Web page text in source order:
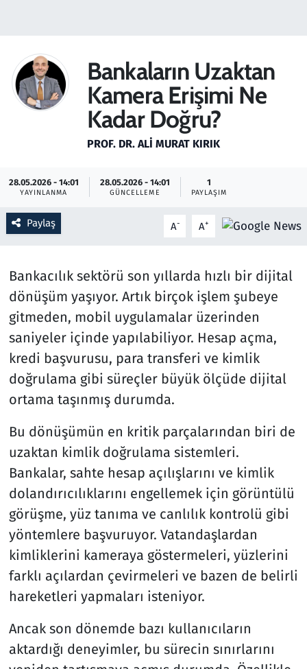
Bankaların Uzaktan
Kamera Erişimi Ne
Kadar Doğru?
PROF. DR. ALI MURAT KIRIK
28.05.2026 - 14:01
YAYINLANMA
28.05.2026 - 14:01
GÜNCELLEME
1
PAYLAŞIM
Paylaş A- A+
Bankacılık sektörü son yıllarda hızlı bir dijital
dönüşüm yaşıyor. Artık birçok işlem şubeye
gitmeden, mobil uygulamalar üzerinden
saniyeler içinde yapılabiliyor. Hesap açma,
kredi başvurusu, para transferi ve kimlik
doğrulama gibi süreçler büyük ölçüde dijital
ortama taşınmış durumda.
Bu dönüşümün en kritik parçalarından biri de
uzaktan kimlik doğrulama sistemleri.
Bankalar, sahte hesap açılışlarını ve kimlik
dolandırıcılıklarını engellemek için görüntülü
görüşme, yüz tanıma ve canlılık kontrolü gibi
yöntemlere başvuruyor. Vatandaşlardan
kimliklerini kameraya göstermeleri, yüzlerini
farklı açılardan çevirmeleri ve bazen de belirli
hareketleri yapmaları isteniyor.
Ancak son dönemde bazı kullanıcıların
aktardığı deneyimler, bu sürecin sınırlarını
Haber
Kültür Sanat
Kurumsal Haberler
Memur ve Kamu
Otomobil
Oyun
Ramazan
Resmi İlanlar
Rüya Tabirleri
Sağlık
Savunma Sanayi
Seçim 2023
Spor
Teknoloji ve Bilim
Televizyon